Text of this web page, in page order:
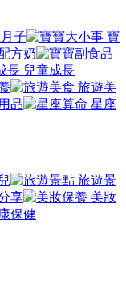
子
寶
方奶
兒童成長
旅遊美
品
星座
旅遊景
享
美妝
保健